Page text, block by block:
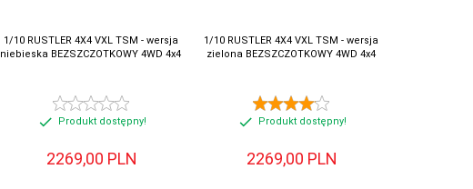
1/10 RUSTLER 4X4 VXL TSM - wersja
niebieska BEZSZCZOTKOWY 4WD 4x4
Produkt dostępny!
2269,00 PLN
1/10 RUSTLER 4X4 VXL TSM - wersja
zielona BEZSZCZOTKOWY 4WD 4x4
Produkt dostępny!
2269,00 PLN